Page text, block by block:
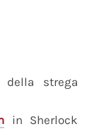
strega
in Sherlock